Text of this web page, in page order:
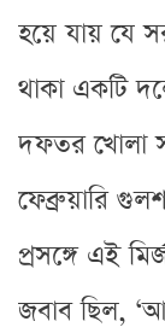
হয়ে যায় যে
থাকা একটি
দফতর খোলা
ফেব্রুয়ারি
প্রসঙ্গে এই
জবাব ছিল,